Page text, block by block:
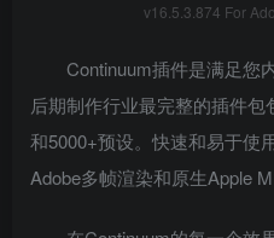
v16.5.3.874 For
Continuum插件是满足您
后期制作行业最完整的插件
和5000+预设。快速和易于使
Adobe多帧渲染和原生Apple